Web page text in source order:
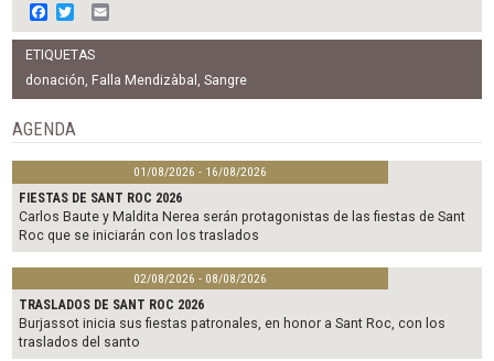
F
a
c
e
b
o
o
k
w
i
t
t
e
m
a
l
ETIQUETAS
donación, Falla Mendizàbal ,Sangre
AGENDA
01/08/2026 - 16/08/2026
FIESTAS DE SANT ROC 2026
Carlos Baute y Maldita Nerea serán protagonistas de las fiestas de Sant
Roc que se iniciarán con los traslados
02/08/2026 - 08/08/2026
TRASLADOS DE SANT ROC 2026
Burjassot inicia sus fiestas patronales, en honor a Sant Roc, con los
traslados del santo